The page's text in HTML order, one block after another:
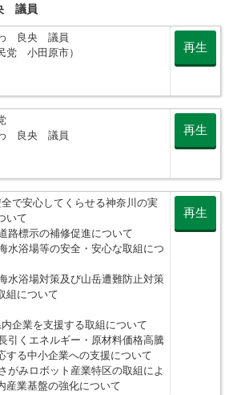
議員
良央 議員
党 小田原市）
再生
良央 議員
再生
で安心してくらせる神奈川の実
いて
路標示の補修促進について
浴場等の安全・安心な取組につ
浴場対策及び山岳遭難防止対策
組について
企業を支援する取組について
くエネルギー・原材料価格高騰
する中小企業への支援について
みロボット産業特区の取組によ
産業基盤の強化について
再生